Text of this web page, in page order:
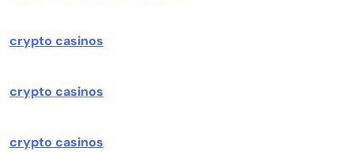
crypto casinos
crypto casinos
crypto casinos